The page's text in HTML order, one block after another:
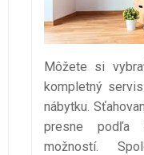
Môžete si
kompletný
nábytku.
presne podľa
možností.